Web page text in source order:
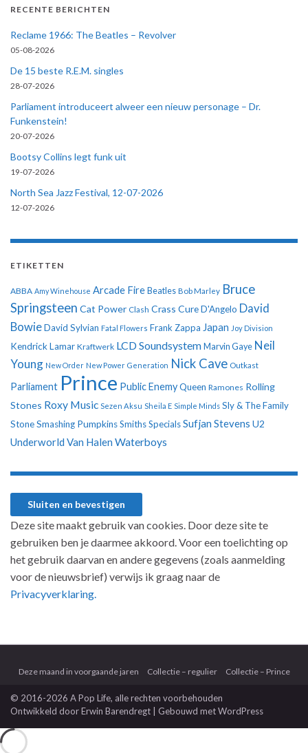
RECENTE BERICHTEN
Reclame 1966: The Beatles – Revolver
05-08-2026
De 15 beste R.E.M. singles
28-07-2026
Parliament introduceert alweer een nieuw personage – Dr.
Funkenstein!
20-07-2026
Bootsy Collins legt funk uit
19-07-2026
North Sea Jazz Festival, 12-07-2026
12-07-2026
ETIKETTEN
ABBA Amy Winehouse Arcade Fire Beatles Bob Marley Bruce
Springsteen Cat Power Clash Crass CureD'Angelo David
BowieDavid Sylvian Fatal Flowers Frank Zappa Japan Joy Division
Kendrick Lamar Kraftwerk LCD Soundsystem Marvin Gaye Neil
Young New Order New Power Generation Nick Cave Outkast
Parliament Prince Public EnemyQueen Ramones Rolling
Stones Roxy Music Sezen Aksu Sheila E Simple Minds Sly & The Family
StoneSmashing PumpkinsSmithsSpecialsSufjan Stevens U2
Underworld Van Halen Waterboys
Deze site maakt gebruik van cookies. Door deze site te
gebruiken ben je daarmee akkoord. Voor een toelichting op
het gebruik daarvan en andere gegevens (zoals aanmelding
voor de nieuwsbrief) verwijs ik graag naar de
Privacyverklaring.
Deze maand in voorgaande jaren Collectie – regulier Collectie – Prince
© 2016-2026 A Pop Life, alle rechten voorbehouden
Ontwikkeld doorErwin Barendregt | Gebouwd metWordPress